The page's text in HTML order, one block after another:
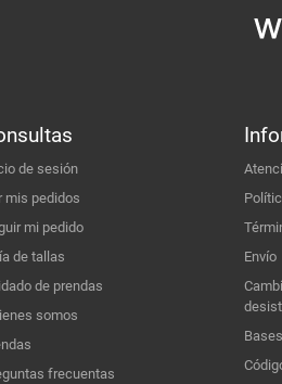
de sesión
mis pedidos
mi pedido
de tallas
de prendas
somos
frecuentas
Envío